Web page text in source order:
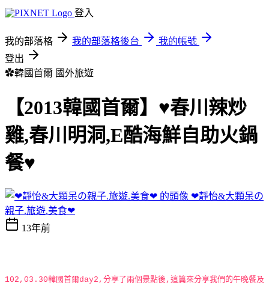
登入
我的部落格 我的部落格後台
我的帳號
登出
✿韓國首爾 國外旅遊
【2013韓國首爾】♥春川辣炒
雞,春川明洞,E酷海鮮自助火鍋
餐♥
❤靜怡&大顆呆の
親子.旅遊.美食❤
13年前
102,03.30韓國首爾day2,分享了兩個景點後,這篇來分享我們的午晚餐及